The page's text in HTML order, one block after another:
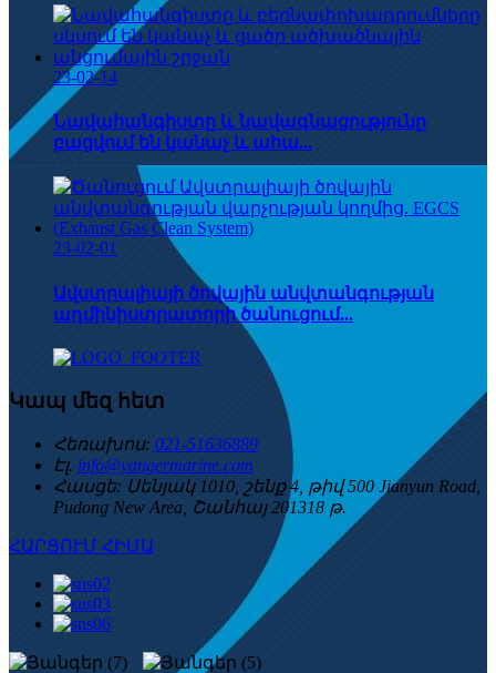
23-02-14
Նավահանգիստը և նավագնացությունը
բացվում են կանաչ և ահա...
23-02-01
Ավստրալիայի ծովային անվտանգության
ադմինիստրատորի ծանուցում...
Կապ մեզ հետ
Հեռախոս: 021-51636889
Էլ. info@yangermarine.com
Հասցե: Սենյակ 1010, շենք 4, թիվ 500 Jianyun Road,
Pudong New Area, Շանհայ 201318 թ.
ՀԱՐՑՈՒՄ ՀԻՄԱ